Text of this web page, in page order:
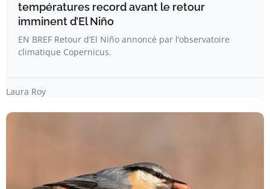
températures record avant le retour
imminent d’El Niño
EN BREF Retour d’El Niño annoncé par l’observatoire
climatique Copernicus.
Laura Roy